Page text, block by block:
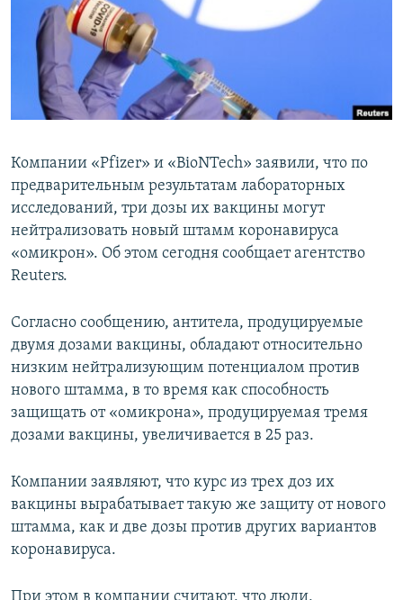
СПОРТ
МИР
БЛОГИ
ГОЛОСА
ЧИТАЕМ ПРЕССУ
АРХИВ РАДИОПРОГРАММЫ
Все сайты РСЕ/РС
Компании «Pfizer» и «BioNTech» заявили, что по
предварительным результатам лабораторных
исследований, три дозы их вакцины могут
нейтрализовать новый штамм коронавируса
«омикрон». Об этом сегодня сообщает агентство
Reuters.
Согласно сообщению, антитела, продуцируемые
двумя дозами вакцины, обладают относительно
низким нейтрализующим потенциалом против
нового штамма, в то время как способность
защищать от «омикрона», продуцируемая тремя
дозами вакцины, увеличивается в 25 раз.
Компании заявляют, что курс из трех доз их
вакцины вырабатывает такую же защиту от нового
штамма, как и две дозы против других вариантов
коронавируса.